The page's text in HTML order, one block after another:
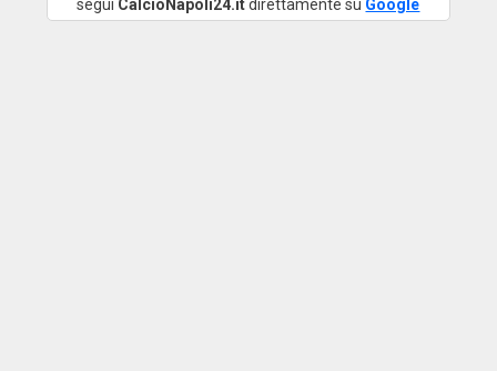
segui CalcioNapoli24.itdirettamente su Google